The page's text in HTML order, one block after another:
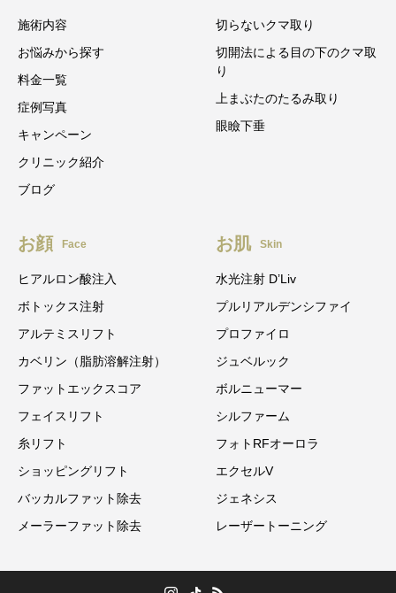
施術内容
お悩みから探す
料金一覧
症例写真
キャンペーン
クリニック紹介
ブログ
切らないクマ取り
切開法による目の下のクマ取
り
上まぶたのたるみ取り
眼瞼下垂
お顔 Face
ヒアルロン酸注入
ボトックス注射
アルテミスリフト
カベリン（脂肪溶解注射）
ファットエックスコア
フェイスリフト
糸リフト
ショッピングリフト
バッカルファット除去
メーラーファット除去
お肌 Skin
水光注射 D’Liv
プルリアルデンシファイ
プロファイロ
ジュベルック
ボルニューマー
シルファーム
フォトRFオーロラ
エクセルV
ジェネシス
レーザートーニング